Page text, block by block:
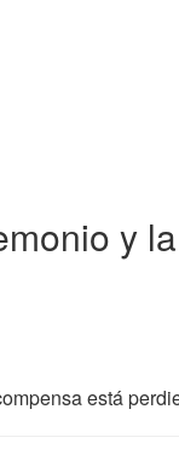
y
está